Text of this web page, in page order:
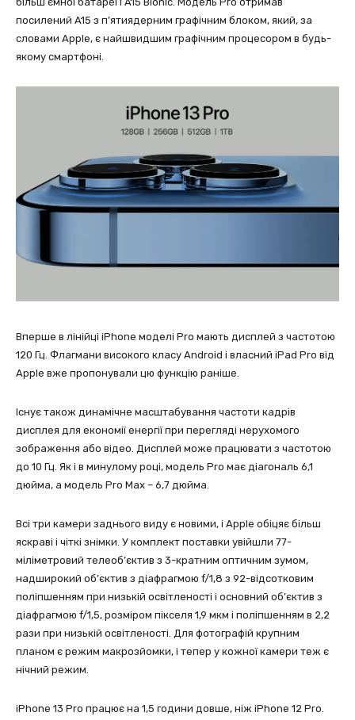
посилений A15 з п’ятиядерним графічним блоком, який, за
словами Apple, є найшвидшим графічним процесором в будь-
якому смартфоні.
Вперше в лінійці iPhone моделі Pro мають дисплей з частотою
120 Гц. Флагмани високого класу Android і власний iPad Pro від
Apple вже пропонували цю функцію раніше.
Існує також динамічне масштабування частоти кадрів
дисплея для економії енергії при перегляді нерухомого
зображення або відео. Дисплей може працювати з частотою
до 10 Гц. Як і в минулому році, модель Pro має діагональ 6,1
дюйма, а модель Pro Max – 6,7 дюйма.
Всі три камери заднього виду є новими, і Apple обіцяє більш
яскраві і чіткі знімки. У комплект поставки увійшли 77-
міліметровий телеоб’єктив з 3-кратним оптичним зумом,
надширокий об’єктив з діафрагмою f/1,8 з 92-відсотковим
поліпшенням при низькій освітленості і основний об’єктив з
діафрагмою f/1,5, розміром пікселя 1,9 мкм і поліпшенням в 2,2
рази при низькій освітленості. Для фотографій крупним
планом є режим макрозйомки, і тепер у кожної камери теж є
нічний режим.
iPhone 13 Pro працює на 1,5 години довше, ніж iPhone 12 Pro.